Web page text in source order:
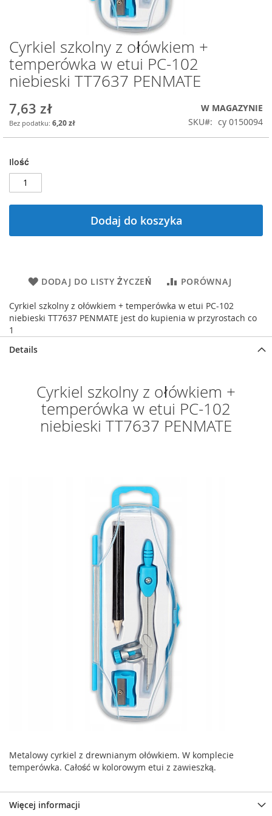
Przejdź
na
początek
galerii
Cyrkiel szkolny z ołówkiem +
temperówka w etui PC-102
niebieski TT7637 PENMATE
7,63 zł
6,20 zł
W MAGAZYNIE
SKU
cy 0150094
Ilość
Dodaj do koszyka
DODAJ DO LISTY ŻYCZEŃ PORÓWNAJ
Cyrkiel szkolny z ołówkiem + temperówka w etui PC-102
niebieski TT7637 PENMATE jest do kupienia w przyrostach co
1
Details
Cyrkiel szkolny z ołówkiem +
temperówka w etui PC-102
niebieski TT7637 PENMATE
Metalowy cyrkiel z drewnianym ołówkiem. W komplecie
temperówka. Całość w kolorowym etui z zawieszką.
Więcej informacji